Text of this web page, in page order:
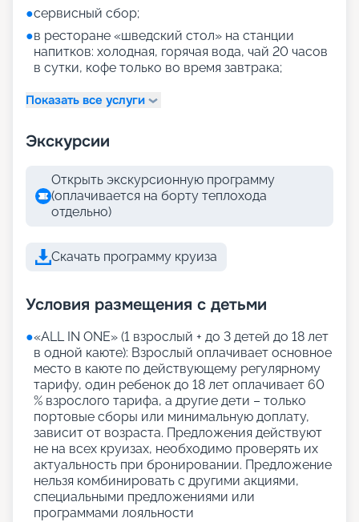
●сервисный сбор;
●в ресторане «шведский стол» на станции
напитков: холодная, горячая вода, чай 20 часов
в сутки, кофе только во время завтрака;
Показать все услуги
Экскурсии
Открыть экскурсионную программу
(оплачивается на борту теплохода
отдельно)
Скачать программу круиза
Условия размещения с детьми
●«АLL IN ONE» (1 взрослый + до 3 детей до 18 лет
в одной каюте): Взрослый оплачивает основное
место в каюте по действующему регулярному
тарифу, один ребенок до 18 лет оплачивает 60
% взрослого тарифа, а другие дети – только
портовые сборы или минимальную доплату,
зависит от возраста. Предложения действуют
не на всех круизах, необходимо проверять их
актуальность при бронировании. Предложение
нельзя комбинировать с другими акциями,
специальными предложениями или
программами лояльности